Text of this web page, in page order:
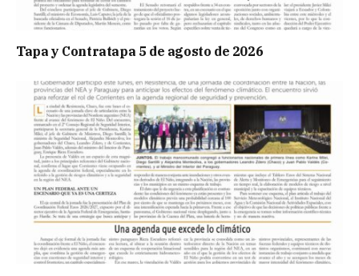
Tapa y Contratapa 5 de agosto de 2026